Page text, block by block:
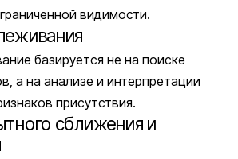
видимости.
базируется не на поиске
а на анализе и интерпретации
присутствия.
сближения и